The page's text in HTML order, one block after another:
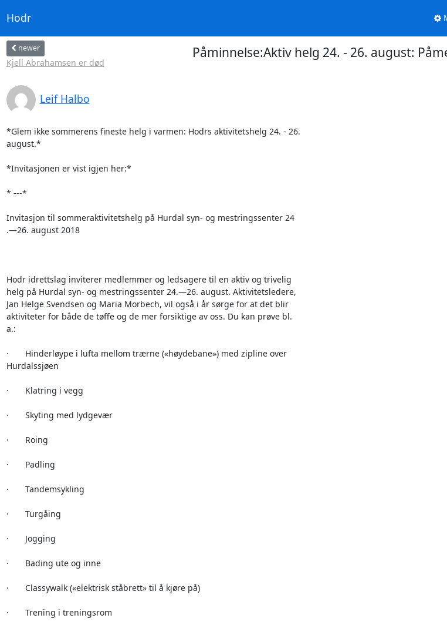
Hodr
newer
Kjell Abrahamsen er død
Påminnelse:Aktiv helg 24. - 26. august:
Leif Halbo
*Glem ikke sommerens fineste helg i varmen: Hodrs aktivitetshelg 24. - 26.
august.*
*Invitasjonen er vist igjen her:*
* ---*
Invitasjon til sommeraktivitetshelg på Hurdal syn- og mestringssenter 24
.—26. august 2018
Hodr idrettslag inviterer medlemmer og ledsagere til en aktiv og trivelig
helg på Hurdal syn- og mestringssenter 24.—26. august. Aktivitetsledere,
Jan Helge Svendsen og Maria Morbech, vil også i år sørge for at det blir
aktiviteter for både de tøffe og de mer forsiktige av oss. Du kan prøve bl.
a.:
·       Hinderløype i lufta mellom trærne («høydebane») med zipline over
Hurdalssjøen
·       Klatring i vegg
·       Skyting med lydgevær
·       Roing
·       Padling
·       Tandemsykling
·       Turgåing
·       Jogging
·       Bading ute og inne
·       Classywalk («elektrisk ståbrett» til å kjøre på)
·       Trening i treningsrom